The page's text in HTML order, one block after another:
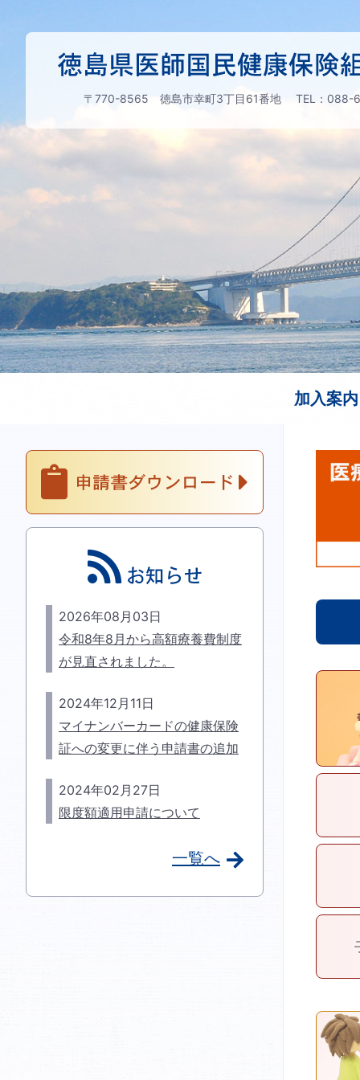
〒770-8565 徳島市幸町3丁目61番地 TEL：088-
加入案内
2026年08月03日
令和8年8月から高額療養費制度
が見直されました。
2024年12月11日
マイナンバーカードの健康保険
証への変更に伴う申請書の追加
2024年02月27日
限度額適用申請について
一覧へ